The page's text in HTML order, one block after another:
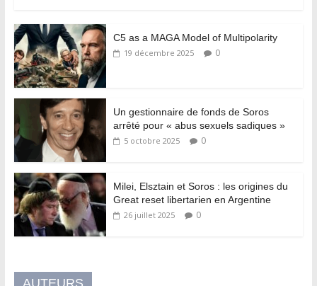
C5 as a MAGA Model of Multipolarity
19 décembre 2025 0
Un gestionnaire de fonds de Soros
arrêté pour « abus sexuels sadiques »
5 octobre 2025 0
Milei, Elsztain et Soros : les origines du
Great reset libertarien en Argentine
26 juillet 2025 0